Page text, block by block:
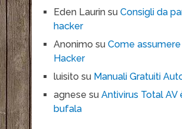
Eden Laurinsu Consigli da
hacker
Anonimo su Come
Hacker
luisito su Manuali Gratuiti
agnese su Antivirus Total AV
bufala